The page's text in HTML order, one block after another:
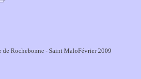
de Rochebonne - Saint MaloFévrier 2009